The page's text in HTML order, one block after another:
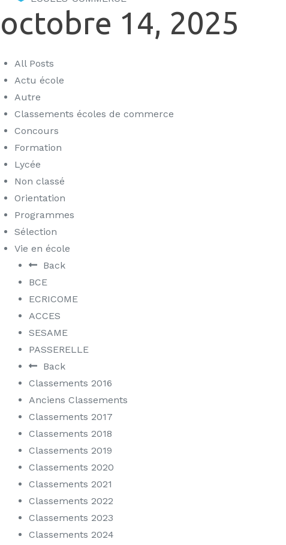
octobre 14, 2025
All Posts
Actu école
Autre
Classements écoles de commerce
Concours
Formation
Lycée
Non classé
Orientation
Programmes
Sélection
Vie en école
Back
BCE
ECRICOME
ACCES
SESAME
PASSERELLE
Back
Classements 2016
Anciens Classements
Classements 2017
Classements 2018
Classements 2019
Classements 2020
Classements 2021
Classements 2022
Classements 2023
Classements 2024